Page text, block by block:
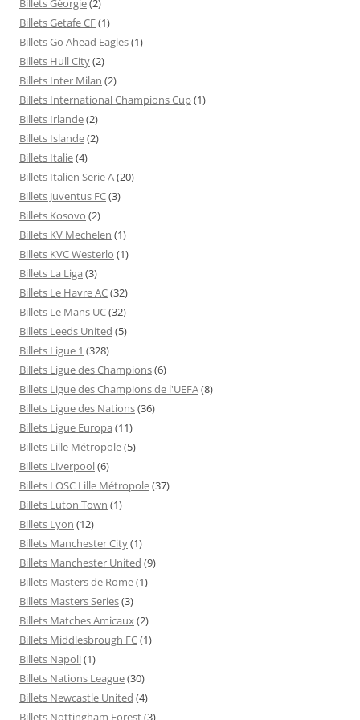
Billets Géorgie(2)
Billets Getafe CF(1)
Billets Go Ahead Eagles(1)
Billets Hull City(2)
Billets Inter Milan (2)
Billets International Champions Cup(1)
Billets Irlande(2)
Billets Islande(2)
Billets Italie(4)
Billets Italien Serie A(20)
Billets Juventus FC(3)
Billets Kosovo (2)
Billets KV Mechelen (1)
Billets KVC Westerlo (1)
Billets La Liga (3)
Billets Le Havre AC(32)
Billets Le Mans UC(32)
Billets Leeds United (5)
Billets Ligue 1 (328)
Billets Ligue des Champions(6)
Billets Ligue des Champions de l'UEFA(8)
Billets Ligue des Nations(36)
Billets Ligue Europa (11)
Billets Lille Métropole(5)
Billets Liverpool(6)
Billets LOSC Lille Métropole(37)
Billets Luton Town (1)
Billets Lyon (12)
Billets Manchester City(1)
Billets Manchester United (9)
Billets Masters de Rome(1)
Billets Masters Series(3)
Billets Matches Amicaux(2)
Billets Middlesbrough FC(1)
Billets Napoli(1)
Billets Nations League(30)
Billets Newcastle United (4)
Billets Nottingham Forest(3)